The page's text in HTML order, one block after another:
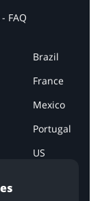
FAQ
Brazil
France
Mexico
Portugal
US